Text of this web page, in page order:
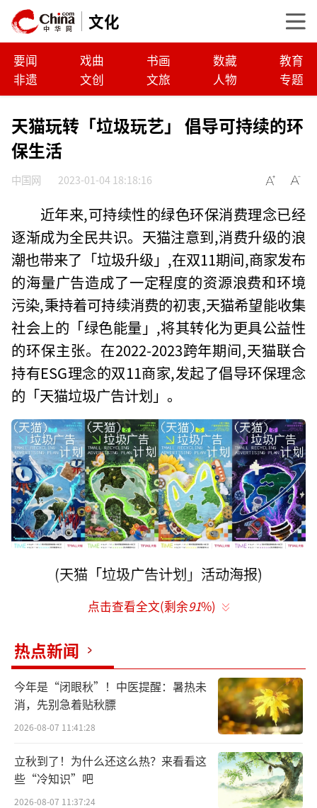
文化
要闻 戏曲 书画 数藏
教育
非遗
文创 文旅 人物 专题
天猫玩转「垃圾玩艺」 倡导可持续的环
保生活
中国网 2023-01-04 18:18:16
近年来,可持续性的绿色环保消费理念已经
逐渐成为全民共识。天猫注意到,消费升级的浪
潮也带来了「垃圾升级」,在双11期间,商家发布
的海量广告造成了一定程度的资源浪费和环境
污染,秉持着可持续消费的初衷,天猫希望能收集
社会上的「绿色能量」,将其转化为更具公益性
的环保主张。在2022-2023跨年期间,天猫联合
持有ESG理念的双11商家,发起了倡导环保理念
的「天猫垃圾广告计划」。
(天猫「垃圾广告计划」活动海报)
垃圾」广告
玩转「 垃圾
2022年底,天猫官方回收了双11期间投放在
全国各地的废弃广告布,发起「垃圾广告计划」,
在线上邀请大众分享关于废弃广告布改造的奇
思妙想,并送出广告布改造材料包,共同创造独一
无二的「垃圾玩艺」,以颇具趣味的方式,激发公
众对可持续理念的共同关注。
点击查看全文(剩余91%)
热点新闻
今年是“闭眼秋”！中医提醒：暑热未
消，先别急着贴秋膘
2026-08-07 11:41:28
立秋到了！为什么还这么热？来看看这
些“冷知识”吧
2026-08-07 11:37:24